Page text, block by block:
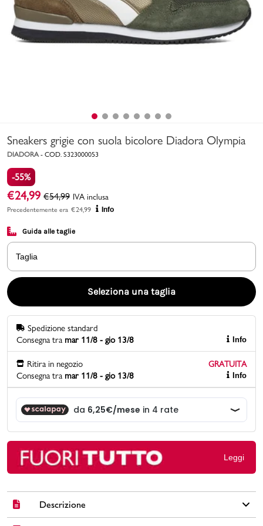
Uomo Bambino
Marchi
Accedi | Registrati
Carrello
Promo & News
negozi
contatti
pcard
Gift card
Sneakers grigie con suola bicolore Diadora Olympia
DIADORA - COD. S323000053
-55%
€24,99 €54,99 IVA inclusa
Precedentemente era €24,99 Info
Guida alle taglie
Taglia
Seleziona una taglia
Spedizione standard
Consegna tra mar 11/8 - gio 13/8 Info
Ritira in negozio
GRATUITA
Consegna tra mar 11/8 - gio 13/8 Info
Leggi
Descrizione